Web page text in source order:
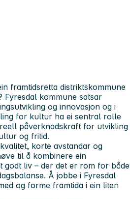
framtidsretta distriktskommune
Fyresdal kommune satsar
og innovasjon og i
for kultur ha ei sentral rolle
påverknadskraft for utvikling
og fritid.
korte avstandar og
til å kombinere ein
godt liv – der det er rom for både
Å jobbe i Fyresdal
og forme framtida i ein liten